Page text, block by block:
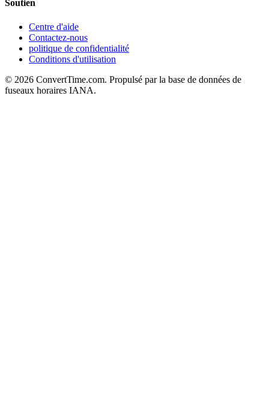
Soutien
Centre d'aide
Contactez-nous
politique de confidentialité
Conditions d'utilisation
© 2026 ConvertTime.com. Propulsé par la base de données de
fuseaux horaires IANA.